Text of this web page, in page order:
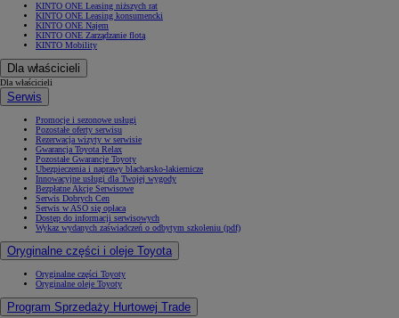
KINTO ONE Leasing niższych rat
KINTO ONE Leasing konsumencki
KINTO ONE Najem
KINTO ONE Zarządzanie flotą
KINTO Mobility
Dla właścicieli
Dla właścicieli
Serwis
Promocje i sezonowe usługi
Pozostałe oferty serwisu
Rezerwacja wizyty w serwisie
Gwarancja Toyota Relax
Pozostałe Gwarancje Toyoty
Ubezpieczenia i naprawy blacharsko-lakiernicze
Innowacyjne usługi dla Twojej wygody
Bezpłatne Akcje Serwisowe
Serwis Dobrych Cen
Serwis w ASO się opłaca
Dostęp do informacji serwisowych
Wykaz wydanych zaświadczeń o odbytym szkoleniu (pdf)
Oryginalne części i oleje Toyota
Oryginalne części Toyoty
Oryginalne oleje Toyoty
Program Sprzedaży Hurtowej Trade